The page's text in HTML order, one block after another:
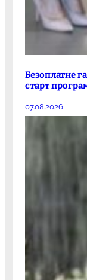
Безоплатне
старт
07.08.2026